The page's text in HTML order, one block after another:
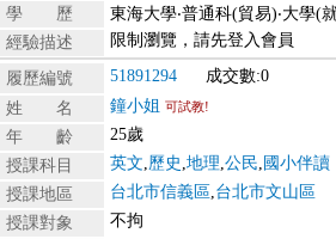
學 歷
東海大學‧普通科(貿易)‧大學(
經驗描述
限制瀏覽，請先登入會員
履歷編號 51891294
成交數:0
姓 名
鐘小姐 可試教!
年 齡
25歲
授課科目
英文,歷史 ,地理,公民, 國小伴讀
授課地區
台北市信義區,台北市文山區
授課對象
不拘